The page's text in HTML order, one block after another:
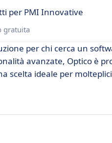
per PMI Innovative
gratuita
per chi cerca un
avanzate, Optico è
scelta ideale per